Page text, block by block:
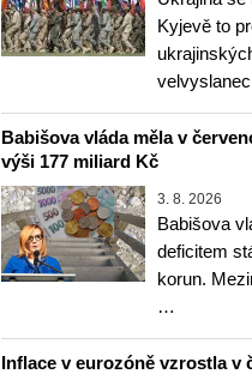
Kyjevě to
Babišova vláda měla v
výši 177 miliard Kč
3. 8. 2026
Babišova
deficitem
korun.
…
Inflace v eurozóně vzrostla v